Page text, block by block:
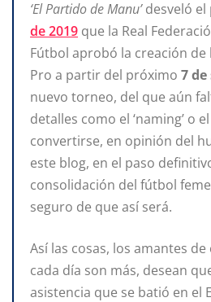
‘El Partido de Manu’desveló el
de 2019 que la Real
Fútbol aprobó la creación de
Pro a partir del próximo 7
nuevo torneo, del que aún
detalles como el ‘naming’ o
convertirse, en opinión del
este blog, en el paso
consolidación del fútbol
seguro de que así será.
Así las cosas, los amantes
cada día son más, desean
asistencia que se batió en el